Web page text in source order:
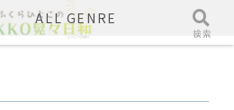
ALL GENRE
検索